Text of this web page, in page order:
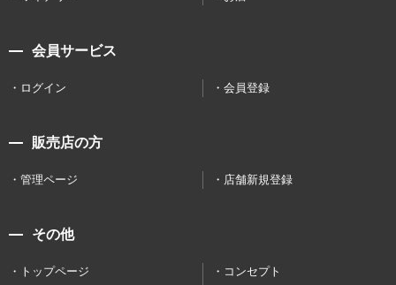
会員サービス
ログイン 会員登録
販売店の方
管理ページ 店舗新規登録
その他
トップページ コンセプト